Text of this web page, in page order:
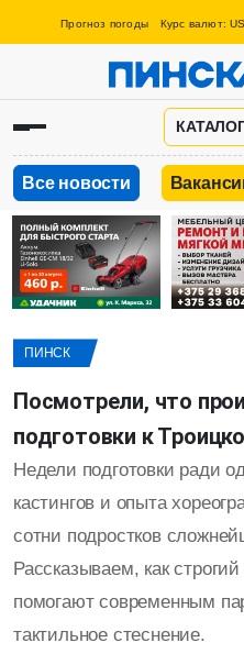
Прогноз погоды Курс валют:
Все новости
ПИНСК
Посмотрели, что
подготовки к
Недели подготовки ради
кастингов и опыта
сотни подростков
Рассказываем, как
помогают современным
тактильное стеснение.